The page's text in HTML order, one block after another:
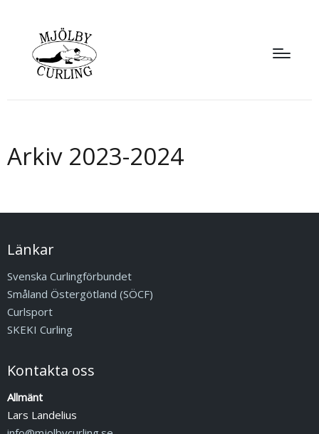
Arkiv 2023-2024
Länkar
Svenska Curlingförbundet
Småland Östergötland (SÖCF)
Curlsport
SKEKI Curling
Kontakta oss
Allmänt
Lars Landelius